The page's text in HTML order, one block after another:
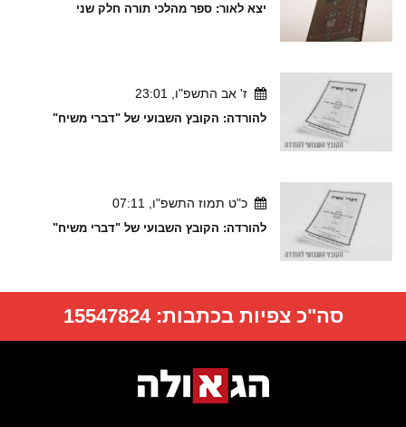
יצא לאור: ספר מהלכי תורה חלק שני
ז' אב התשפ"ו, 23:01
להורדה: הקובץ השבועי של "דברי משיח"
כ"ט תמוז התשפ"ו, 07:11
להורדה: הקובץ השבועי של "דברי משיח"
סה"כ צפיות בכתבות:15547824